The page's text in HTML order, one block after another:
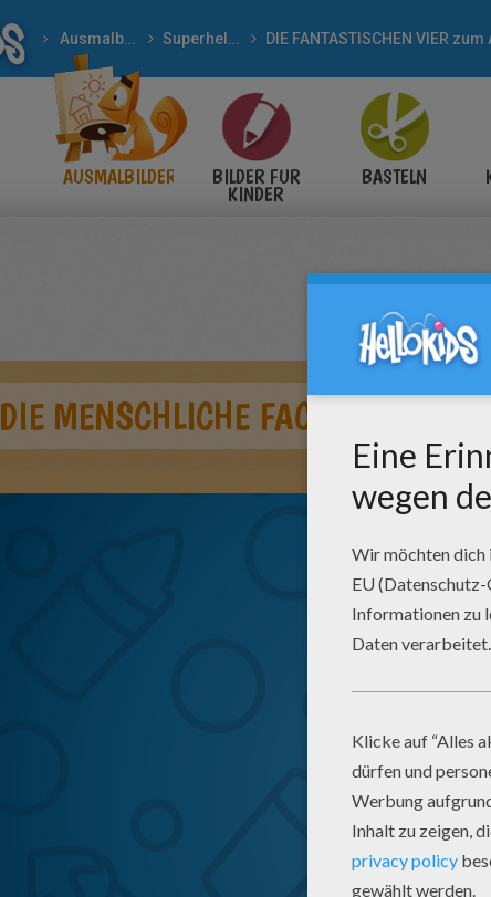
Ausmalbilder Superhelden DIE FANTASTISCHEN VIER
AUSMALBILDER BILDER FÜR
KINDER
BASTELN
DIE MENSCHLICHE FACKEL UND